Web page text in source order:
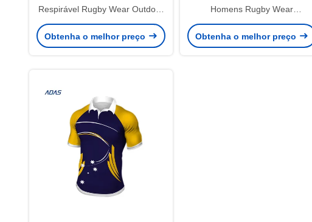
Respirável Rugby Wear Outdoor
Clothing Team Jersey
Obtenha o melhor preço
Homens Rugby Wear
Treinamento Roupa de
Fluorescência Cor
Obtenha o melhor preço